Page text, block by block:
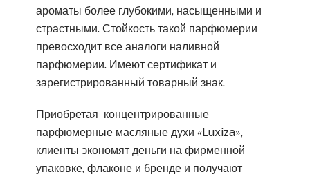
ароматы более глубокими, насыщенными и
страстными. Стойкость такой парфюмерии
превосходит все аналоги наливной
парфюмерии. Имеют сертификат и
зарегистрированный товарный знак.
Приобретая концентрированные
парфюмерные масляные духи «Luxiza»,
клиенты экономят деньги на фирменной
упаковке, флаконе и бренде и получают